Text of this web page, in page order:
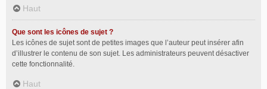
Haut
Que sont les icônes de sujet ?
Les icônes de sujet sont de petites images que l’auteur peut insérer afin
d’illustrer le contenu de son sujet. Les administrateurs peuvent désactiver
cette fonctionnalité.
Haut